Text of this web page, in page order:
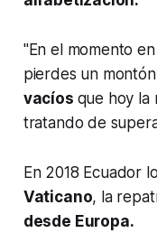
"En el momento
pierdes un
vacíos que hoy la
tratando de
En 2018 Ecuador
Vaticano, la
desde Europa.